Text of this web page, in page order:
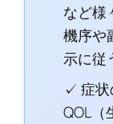
など様
機序や
示に従
✓ 症状
QOL（